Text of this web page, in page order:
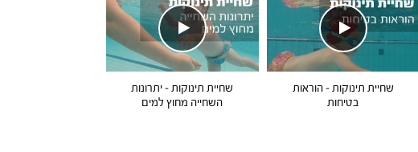
שחיית תינוקות – הוראות
בטיחות
שחיית תינוקות – יתרונות
השחייה מחוץ למים